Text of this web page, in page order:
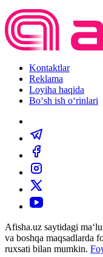
Kontaktlar
Reklama
Loyiha haqida
Bo‘sh ish o‘rinlari
Afisha.uz saytidagi
va boshqa maqsadlarda
ruxsati bilan mumkin.